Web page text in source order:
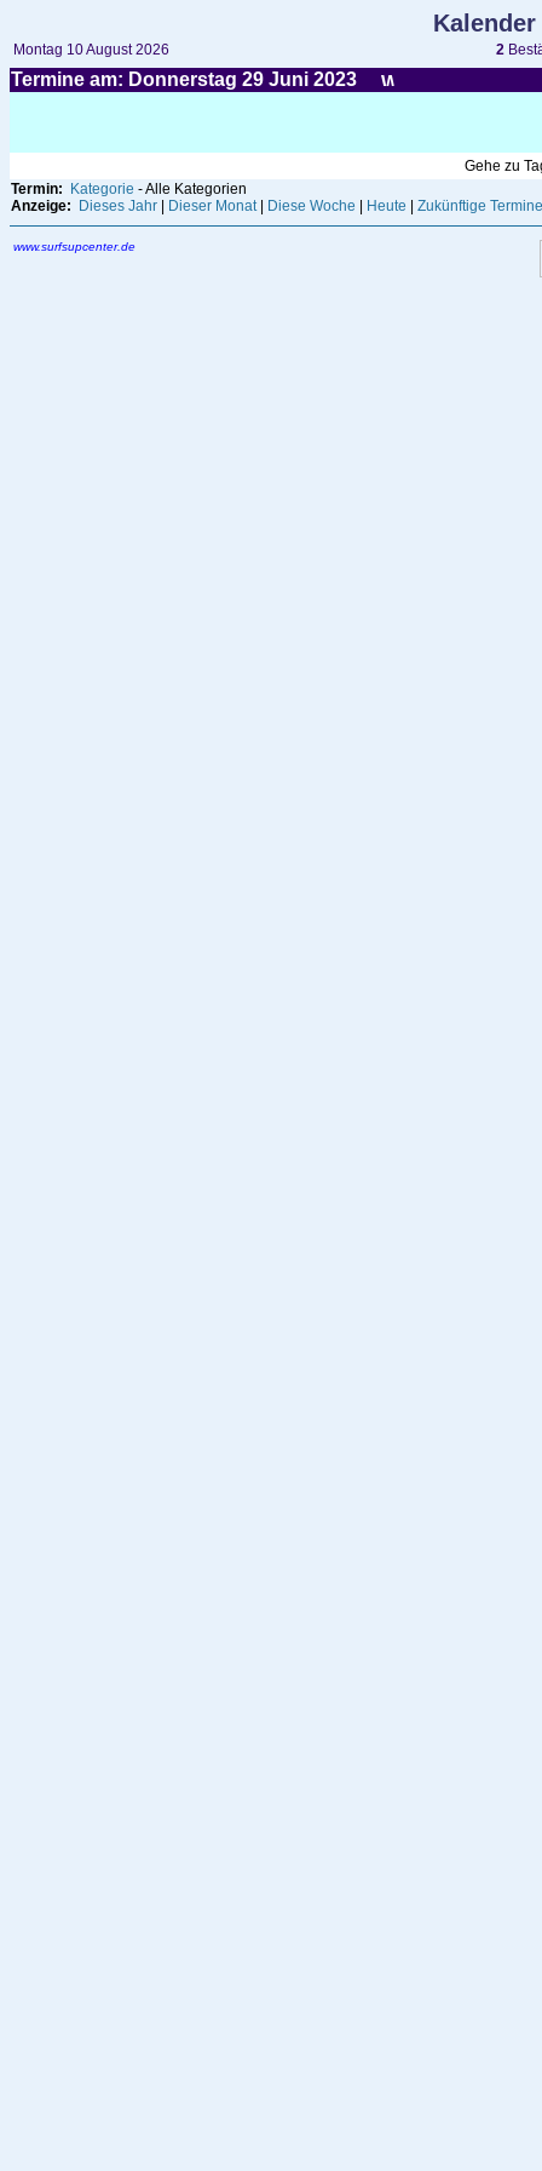
Montag 10 August 2026 2
Termine am: Donnerstag 29 Juni 2023
Gehe zu
Termin:
Kategorie - Alle Kategorien
Anzeige:
Dieses Jahr Dieser Monat| Diese Woche Heute Zukünftige Termine
www.surfsupcenter.de